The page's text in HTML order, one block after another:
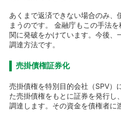
あくまで返済できない場合のみ、
まうのです。 金融庁もこの手法
関に発破をかけています。今後、
調達方法です。
売掛債権証券化
売掛債権を特別目的会社（SPV）
た売掛債権をもとに証券を発行し
調達します。その資金を債権者に